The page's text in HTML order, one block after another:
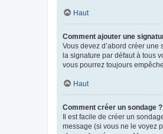
Haut
Comment ajouter une
Vous devez d’abord créer
la signature par défaut à tous
vous pourrez toujours
Haut
Comment créer un sondage ?
Il est facile de créer un
message (si vous ne le voyez